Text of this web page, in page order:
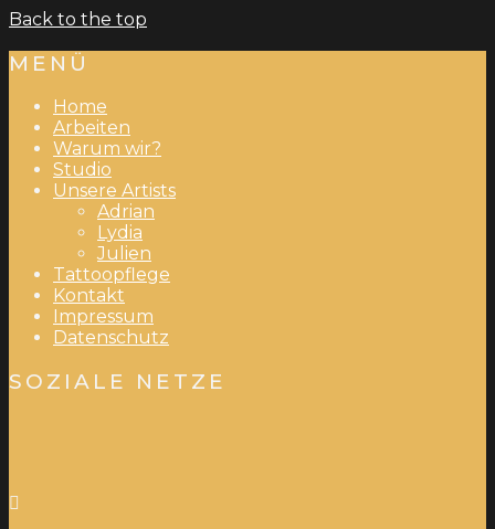
Back to the top
MENÜ
Home
Arbeiten
Warum wir?
Studio
Unsere Artists
Adrian
Lydia
Julien
Tattoopflege
Kontakt
Impressum
Datenschutz
SOZIALE NETZE